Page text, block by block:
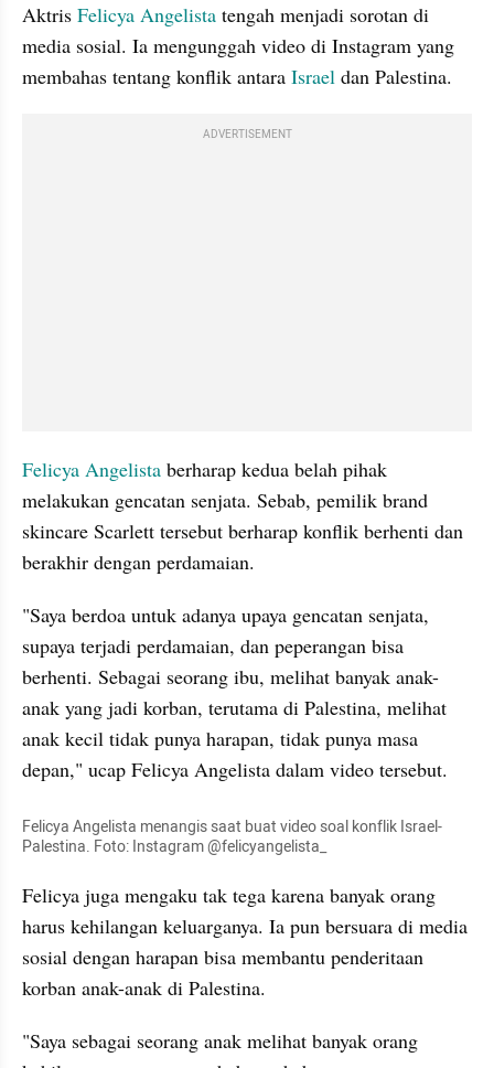
Aktris Felicya Angelista tengah menjadi sorotan di
media sosial. Ia mengunggah video di Instagram yang
membahas tentang konflik antara Israel dan Palestina.
ADVERTISEMENT
Felicya Angelista berharap kedua belah pihak
melakukan gencatan senjata. Sebab, pemilik brand
skincare Scarlett tersebut berharap konflik berhenti dan
berakhir dengan perdamaian.
"Saya berdoa untuk adanya upaya gencatan senjata,
supaya terjadi perdamaian, dan peperangan bisa
berhenti. Sebagai seorang ibu, melihat banyak anak-
anak yang jadi korban, terutama di Palestina, melihat
anak kecil tidak punya harapan, tidak punya masa
depan," ucap Felicya Angelista dalam video tersebut.
Felicya Angelista menangis saat buat video soal konflik Israel-
Palestina. Foto: Instagram @felicyangelista_
Felicya juga mengaku tak tega karena banyak orang
harus kehilangan keluarganya. Ia pun bersuara di media
sosial dengan harapan bisa membantu penderitaan
korban anak-anak di Palestina.
"Saya sebagai seorang anak melihat banyak orang